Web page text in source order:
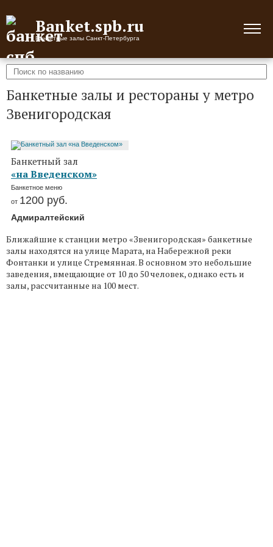
Banket.spb.ru
Банкетные залы Санкт-Петербурга
Банкетные залы и рестораны у метро
Звенигородская
Банкетный зал
«на Введенском»
Банкетное меню
от 1200 руб.
Адмиралтейский
Ближайшие к станции метро «Звенигородская» банкетные
залы находятся на улице Марата, на Набережной реки
Фонтанки и улице Стремянная. В основном это небольшие
заведения, вмещающие от 10 до 50 человек, однако есть и
залы, рассчитанные на 100 мест.